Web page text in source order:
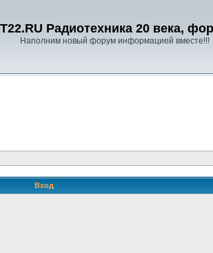
Радиотехника 20 века,
Наполним новый форум информацией вместе!!!
Вход